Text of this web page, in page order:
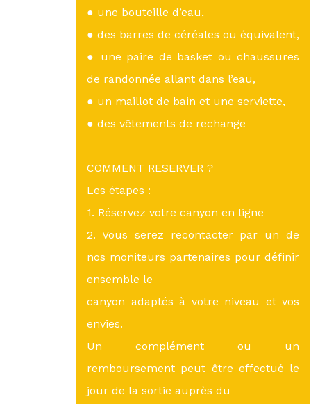
● une bouteille d’eau,
● des barres de céréales ou équivalent,
● une paire de basket ou chaussures
de randonnée allant dans l’eau,
● un maillot de bain et une serviette,
● des vêtements de rechange
COMMENT RESERVER ?
Les étapes :
1. Réservez votre canyon en ligne
2. Vous serez recontacter par un de
nos moniteurs partenaires pour définir
ensemble le
canyon adaptés à votre niveau et vos
envies.
Un complément ou un
remboursement peut être effectué le
jour de la sortie auprès du